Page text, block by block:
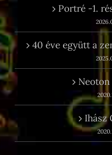
Portré -1.
40 éve együtt a
Neoton
Ihász